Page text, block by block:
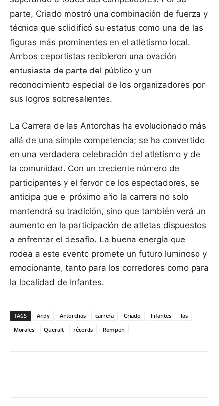
parte, Criado mostró una combinación de fuerza y
técnica que solidificó su estatus como una de las
figuras más prominentes en el atletismo local.
Ambos deportistas recibieron una ovación
entusiasta de parte del público y un
reconocimiento especial de los organizadores por
sus logros sobresalientes.
La Carrera de las Antorchas ha evolucionado más
allá de una simple competencia; se ha convertido
en una verdadera celebración del atletismo y de
la comunidad. Con un creciente número de
participantes y el fervor de los espectadores, se
anticipa que el próximo año la carrera no solo
mantendrá su tradición, sino que también verá un
aumento en la participación de atletas dispuestos
a enfrentar el desafío. La buena energía que
rodea a este evento promete un futuro luminoso y
emocionante, tanto para los corredores como para
la localidad de Infantes.
TAGS Andy Antorchas carrera Criado Infantes
las
Morales
Queralt récords Rompen